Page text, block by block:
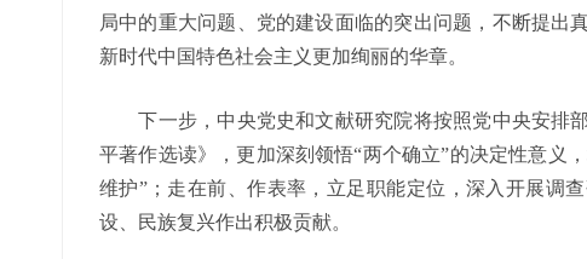
局中的重大问题、党的建设面临的突出问题，不断提出
新时代中国特色社会主义更加绚丽的华章。
下一步，中央党史和文献研究院将按照党中央安排
平著作选读》，更加深刻领悟“两个确立”的决定性意义
维护”；走在前、作表率，立足职能定位，深入开展调
设、民族复兴作出积极贡献。